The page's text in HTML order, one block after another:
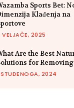
Sports Bet:
Klađenja na
VELJAČE, 2025
Are the Best
for
STUDENOGA, 2024